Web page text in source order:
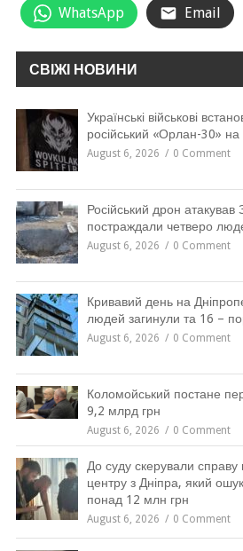
WhatsApp Email
СВІЖІ НОВИНИ
Українські військові
російський «Орлан-30» на
August 6, 2026 0 Comment
Російський дрон атакував
постраждали четверо
August 6, 2026 0 Comment
Кривавий день на
людей загинули та 16 –
August 6, 2026 0 Comment
Коломойський постане
9,2 млрд грн
August 6, 2026 0 Comment
До суду скерували справу
центру з Дніпра, який
понад 12 млн грн
August 6, 2026 0 Comment